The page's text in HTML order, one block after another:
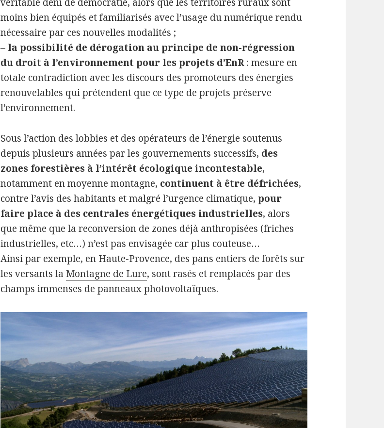
moins bien équipés et familiarisés avec l’usage du numérique rendu
nécessaire par ces nouvelles modalités ;
– la possibilité de dérogation au principe de non-régression
du droit à l’environnement pour les projets d’EnR: mesure en
totale contradiction avec les discours des promoteurs des énergies
renouvelables qui prétendent que ce type de projets préserve
l’environnement.
Sous l’action des lobbies et des opérateurs de l’énergie soutenus
depuis plusieurs années par les gouvernements successifs, des
zones forestières à l’intérêt écologique incontestable,
notamment en moyenne montagne, continuent à être défrichées,
contre l’avis des habitants et malgré l’urgence climatique, pour
faire place à des centrales énergétiques industrielles, alors
que même que la reconversion de zones déjà anthropisées (friches
industrielles, etc…) n’est pas envisagée car plus couteuse…
Ainsi par exemple, en Haute-Provence, des pans entiers de forêts sur
les versants la Montagne de Lure, sont rasés et remplacés par des
champs immenses de panneaux photovoltaïques.